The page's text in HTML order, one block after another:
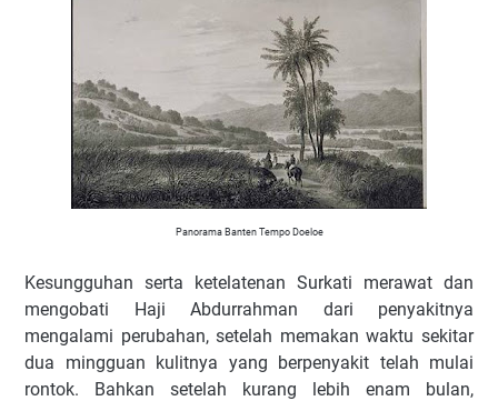
Panorama Banten Tempo Doeloe
Kesungguhan serta ketelatenan Surkati merawat dan
mengobati Haji Abdurrahman dari penyakitnya
mengalami perubahan, setelah memakan waktu sekitar
dua mingguan kulitnya yang berpenyakit telah mulai
rontok. Bahkan setelah kurang lebih enam bulan,